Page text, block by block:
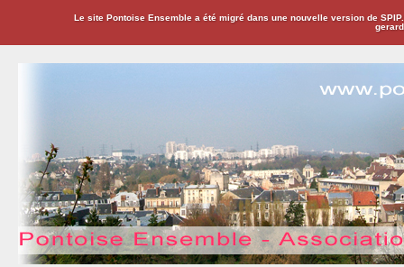
Le site Pontoise Ensemble a été migré dans une nouvelle version de